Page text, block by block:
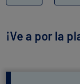
¡Ve a por la